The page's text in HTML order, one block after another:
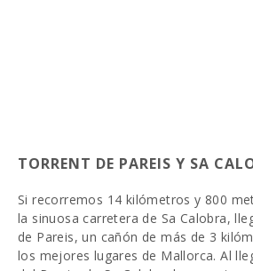
TORRENT DE PAREIS Y SA
Si recorremos 14 kilómetros y 800
la sinuosa carretera de Sa Calobra,
de Pareis, un cañón de más de 3
los mejores lugares de Mallorca. Al